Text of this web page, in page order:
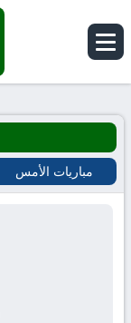
كورة
لايف
|
koora
مباريات الأمس